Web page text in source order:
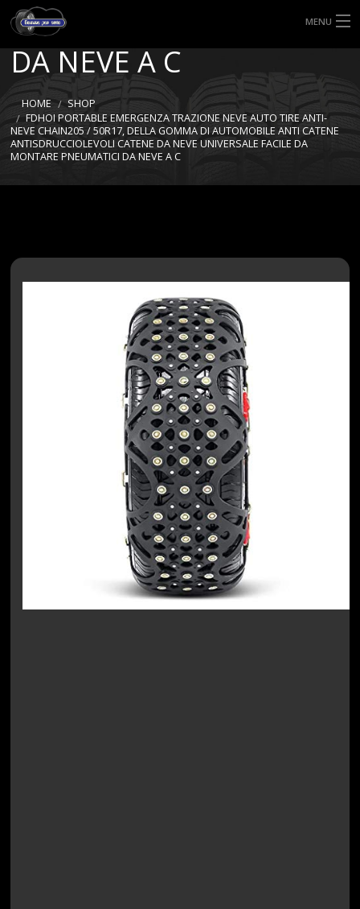
MENU
HOME
TIPI DI GOMME
MISURE GOMME
MONTARE PNEUMATICI
DA NEVE A C
HOME
SHOP
FDHOI PORTABLE EMERGENZA TRAZIONE NEVE AUTO TIRE ANTI-
NEVE CHAIN205 / 50R17, DELLA GOMMA DI AUTOMOBILE ANTI CATENE
ANTISDRUCCIOLEVOLI CATENE DA NEVE UNIVERSALE FACILE DA
MONTARE PNEUMATICI DA NEVE A C